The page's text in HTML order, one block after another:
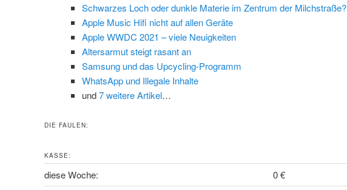
Schwarzes Loch oder dunkle Materie im Zentrum der Milchstraße?
Apple Music Hifi nicht auf allen Geräte
Apple WWDC 2021 – viele Neuigkeiten
Altersarmut steigt rasant an
Samsung und das Upcycling-Programm
WhatsApp und Illegale Inhalte
und7 weitere Artikel…
DIE FAULEN:
KASSE:
diese Woche:
0 €